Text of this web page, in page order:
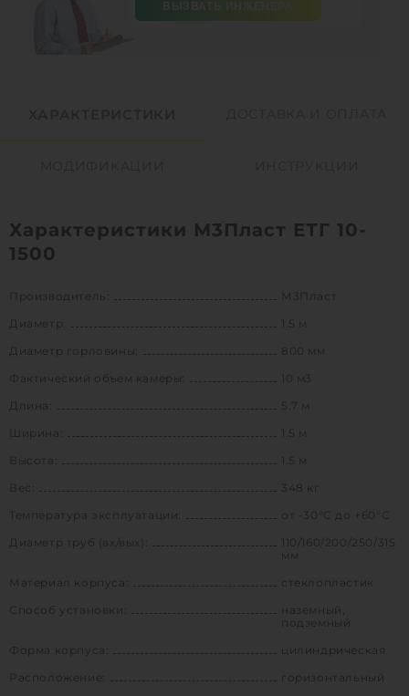
Характеристики М3Пласт ЕТГ 10-
1500
Производитель:
М3Пласт
Диаметр:
1.5 м
Диаметр горловины:
800 мм
Фактический объем камеры:
10 м3
Длина:
5.7 м
Ширина:
1.5 м
Высота:
1.5 м
348 кг
Температура эксплуатации:
от -30°C до +60°C
Диаметр труб (вх/вых):
110/160/200/250/315
мм
Материал корпуса:
стеклопластик
Способ установки:
наземный,
подземный
Форма корпуса:
цилиндрическая
Расположение:
горизонтальный